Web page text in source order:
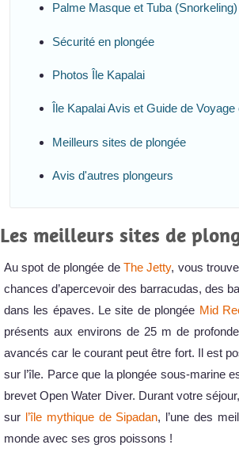
Palme Masque et Tuba (Snorkeling)
Sécurité en plongée
Photos Île Kapalai
Île Kapalai Avis et Guide de
Meilleurs sites de plongée
Avis d'autres plongeurs
Les meilleurs sites de
Au spot de plongée de The Jetty, vous
chances d’apercevoir des barracudas, des
dans les épaves. Le site de plongée Mid
présents aux environs de 25 m de
avancés car le courant peut être fort. Il est
sur l’île. Parce que la plongée sous-marine
brevet Open Water Diver. Durant votre
sur l’île mythique de Sipadan, l’une des
monde avec ses gros poissons !